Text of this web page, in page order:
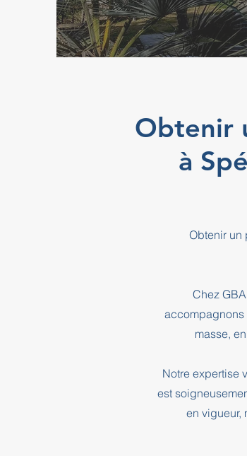
Obtenir
à
Obtenir un
Chez
accompagnons
masse,
Notre expertise
est
en vigueur,